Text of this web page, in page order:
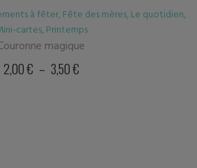
à fêter,Fête des mères,Le quotidien,
cartes,Printemps
magique
2,00€ – 3,50€